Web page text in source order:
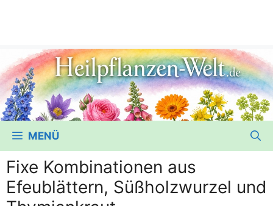
MENÜ
Fixe Kombinationen aus
Efeublättern, Süßholzwurzel und